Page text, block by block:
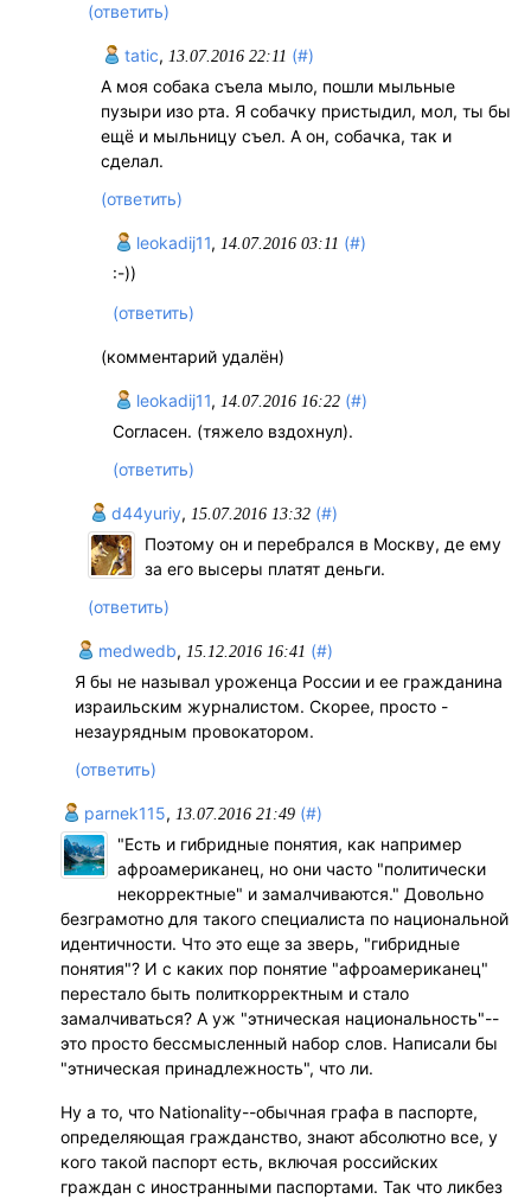
(ответить)
tatic, 13.07.2016 22:11 (#)
А моя собака съела мыло, пошли мыльные
пузыри изо рта. Я собачку пристыдил, мол, ты бы
ещё и мыльницу съел. А он, собачка, так и
сделал.
(ответить)
leokadij11,14.07.2016 03:11 (#)
:-))
(ответить)
(комментарий удалён)
leokadij11, 14.07.2016 16:22 (#)
Согласен. (тяжело вздохнул).
(ответить)
d44yuriy, 15.07.2016 13:32 (#)
Поэтому он и перебрался в Москву, де ему
за его высеры платят деньги.
(ответить)
medwedb, 15.12.2016 16:41 (#)
Я бы не называл уроженца России и ее гражданина
израильским журналистом. Скорее, просто -
незаурядным провокатором.
(ответить)
parnek115, 13.07.2016 21:49 (#)
"Есть и гибридные понятия, как например
афроамериканец, но они часто "политически
некорректные" и замалчиваются." Довольно
безграмотно для такого специалиста по национальной
идентичности. Что это еще за зверь, "гибридные
понятия"? И с каких пор понятие "афроамериканец"
перестало быть политкорректным и стало
замалчиваться? А уж "этническая национальность"--
это просто бессмысленный набор слов. Написали бы
"этническая принадлежность", что ли.
Ну а то, что Nationality--обычная графа в паспорте,
определяющая гражданство, знают абсолютно все, у
кого такой паспорт есть, включая российских
граждан с иностранными паспортами. Так что ликбез